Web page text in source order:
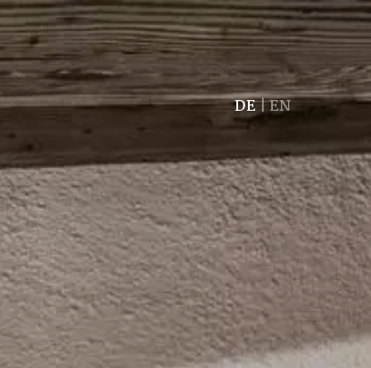
DE|EN
Anfragen Buchen